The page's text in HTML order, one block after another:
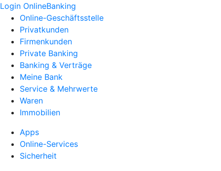
Login OnlineBanking
Online-Geschäftsstelle
Privatkunden
Firmenkunden
Private Banking
Banking & Verträge
Meine Bank
Service & Mehrwerte
Waren
Immobilien
Apps
Online-Services
Sicherheit